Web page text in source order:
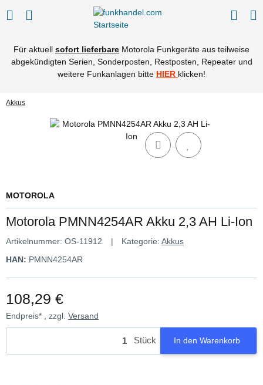
Für aktuell sofort lieferbare Motorola Funkgeräte aus teilweise
abgekündigten Serien, Sonderposten, Restposten, Repeater und
weitere Funkanlagen bitte HIER klicken!
Akkus
MOTOROLA
Motorola PMNN4254AR Akku 2,3 AH Li-Ion
Artikelnummer: OS-11912 Kategorie: Akkus
HAN: PMNN4254AR
108,29 €
Endpreis* , zzgl. Versand
Stück In den Warenkorb